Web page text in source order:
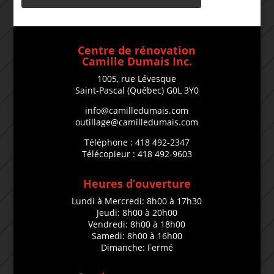
Centre de rénovation
Camille Dumais Inc.
1005, rue Lévesque
Saint-Pascal (Québec) G0L 3Y0
info@camilledumais.com
outillage@camilledumais.com
Téléphone : 418 492-2347
Télécopieur : 418 492-9603
Heures d’ouverture
Lundi à Mercredi: 8h00 à 17h30
Jeudi: 8h00 à 20h00
Vendredi: 8h00 à 18h00
Samedi: 8h00 à 16h00
Dimanche: Fermé